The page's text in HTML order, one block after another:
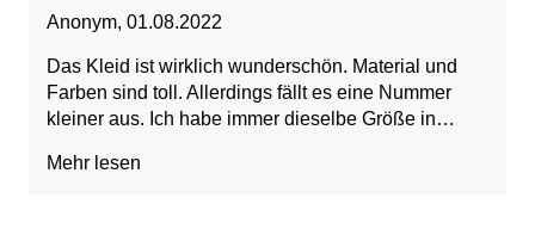
Anonym, 01.08.2022
Das Kleid ist wirklich wunderschön. Material und
Farben sind toll. Allerdings fällt es eine Nummer
kleiner aus. Ich habe immer dieselbe Größe in
Nummer zu klein. Leider gab es eine Nummer
Mehr lesen